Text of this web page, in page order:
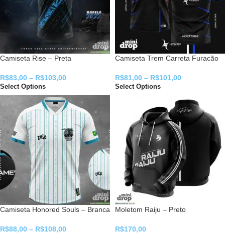
Camiseta Rise – Preta
R$83,00 – R$103,00
Select Options
Camiseta Trem Carreta Furacão
R$81,00 – R$101,00
Select Options
Camiseta Honored Souls – Branca
R$88,00 – R$108,00
Moletom Raiju – Preto
R$170,00